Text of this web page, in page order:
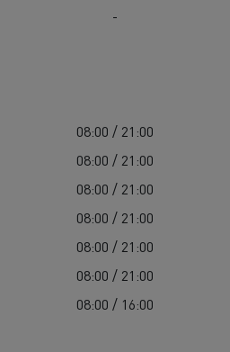
-
08:00 / 21:00
08:00 / 21:00
08:00 / 21:00
08:00 / 21:00
08:00 / 21:00
08:00 / 21:00
08:00 / 16:00